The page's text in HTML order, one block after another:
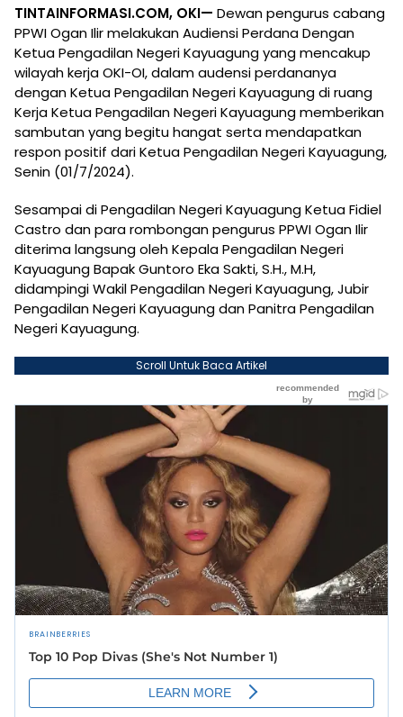
TINTAINFORMASI.COM, OKI— Dewan pengurus cabang
PPWI Ogan Ilir melakukan Audiensi Perdana Dengan
Ketua Pengadilan Negeri Kayuagung yang mencakup
wilayah kerja OKI-OI, dalam audensi perdananya
dengan Ketua Pengadilan Negeri Kayuagung di ruang
Kerja Ketua Pengadilan Negeri Kayuagung memberikan
sambutan yang begitu hangat serta mendapatkan
respon positif dari Ketua Pengadilan Negeri Kayuagung,
Senin (01/7/2024).
Sesampai di Pengadilan Negeri Kayuagung Ketua Fidiel
Castro dan para rombongan pengurus PPWI Ogan Ilir
diterima langsung oleh Kepala Pengadilan Negeri
Kayuagung Bapak Guntoro Eka Sakti, S.H., M.H,
didampingi Wakil Pengadilan Negeri Kayuagung, Jubir
Pengadilan Negeri Kayuagung dan Panitra Pengadilan
Negeri Kayuagung.
Scroll Untuk Baca Artikel